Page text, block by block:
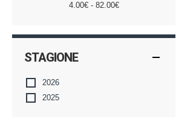
4.00€ - 82.00€
STAGIONE
2026
2025